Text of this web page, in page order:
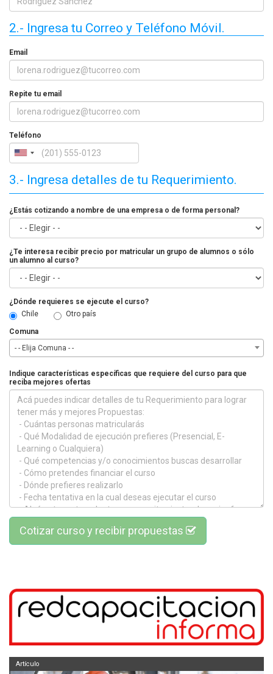
2.- Ingresa tu Correo y Teléfono Móvil.
Email
Repite tu email
Teléfono
3.- Ingresa detalles de tu Requerimiento.
¿Estás cotizando a nombre de una empresa o de forma personal?
¿Te interesa recibir precio por matricular un grupo de alumnos o sólo
un alumno al curso?
¿Dónde requieres se ejecute el curso?
Chile
Otro país
Comuna
- - Elija Comuna - -
Indique características específicas que requiere del curso para que
reciba mejores ofertas
Cotizar curso y recibir propuestas
Artículo